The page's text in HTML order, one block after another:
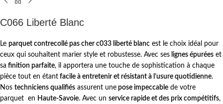
C066 Liberté Blanc
Le parquet contrecollé pas cher c033 liberté blanc est le choix idéal pour
ceux qui souhaitent marier style et robustesse. Avec ses lignes épurées et
sa finition parfaite, il apportera une touche de sophistication à chaque
pièce tout en étant facile à entretenir et résistant à l’usure quotidienne.
Nos techniciens qualifiés assurent une pose impeccable de votre
parquet en Haute-Savoie. Avec un service rapide et des prix compétitifs,